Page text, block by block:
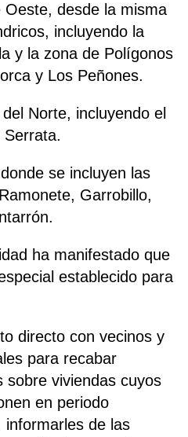
desde la misma
incluyendo la
y la zona de Polígonos
y Los Peñones.
Norte, incluyendo el
se incluyen las
Garrobillo,
ha manifestado que
establecido para
directo con vecinos y
para recabar
sobre viviendas cuyos
en periodo
informarles de las